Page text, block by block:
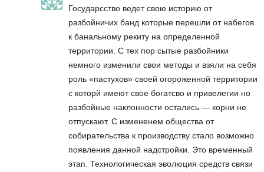
Государсство ведет свою историю от
разбойничих банд которые перешли от набегов
к банальному рекиту на определенной
территории. С тех пор сытые разбойники
немного изменили свои методы и взяли на себя
роль «пастухов» своей огороженной территории
с которй имеют свое богатсво и привелегии но
разбойные наклонности остались — корни не
отпускают. С измененем общества от
собирательства к производству стало возможно
появления данной надстройки. Это временный
этап. Технологическая эволюция средств связи